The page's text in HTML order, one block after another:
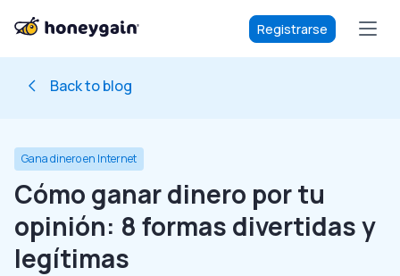
Registrarse
Back to blog
Gana dinero en Internet
Cómo ganar dinero por tu
opinión: 8 formas divertidas y
legítimas